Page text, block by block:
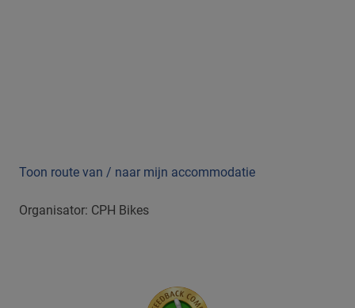
Toon route van / naar mijn accommodatie
Organisator: CPH Bikes